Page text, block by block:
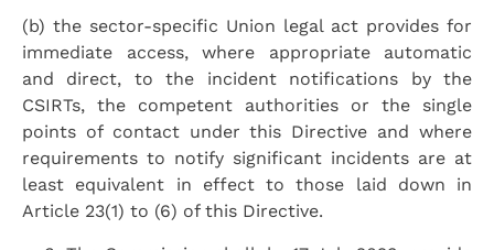
(b) the sector-specific Union legal act provides for
immediate access, where appropriate automatic
and direct, to the incident notifications by the
CSIRTs, the competent authorities or the single
points of contact under this Directive and where
requirements to notify significant incidents are at
least equivalent in effect to those laid down in
Article 23(1) to (6) of this Directive.